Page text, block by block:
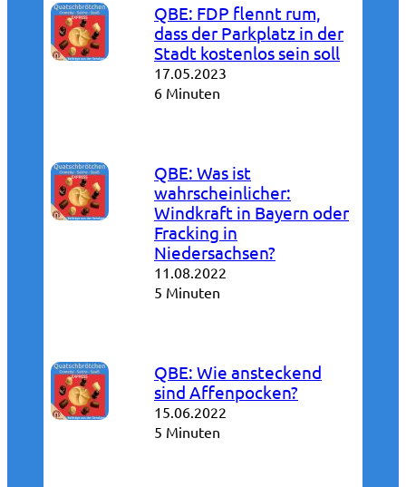
QBE: FDP flennt rum,
dass der Parkplatz in der
Stadt kostenlos sein soll
17.05.2023
6 Minuten
QBE: Was ist
wahrscheinlicher:
Windkraft in Bayern oder
Fracking in
Niedersachsen?
11.08.2022
5 Minuten
QBE: Wie ansteckend
sind Affenpocken?
15.06.2022
5 Minuten